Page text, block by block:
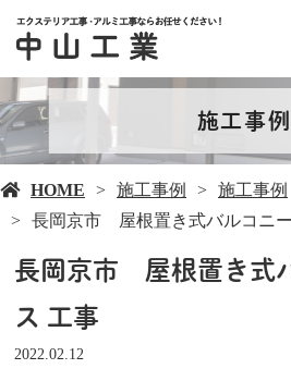
施工事例
HOME 施工事例
施工事例
長岡京市 屋根置き式バルコニ
長岡京市 屋根置き式
ス 工事
2022.02.12